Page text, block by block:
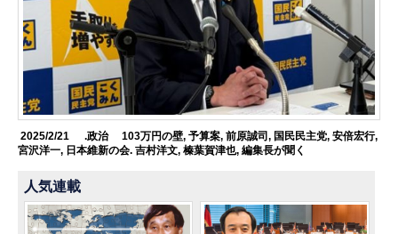
2025/2/21 .政治 103万円の壁, 予算案, 前原誠司 , 国民民主党, 安倍宏行,
宮沢洋一, 日本維新の会. 吉村洋文,榛葉賀津也,編集長が聞く
人気連載